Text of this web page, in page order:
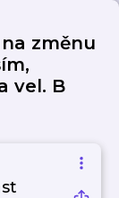
změnu
vel. B